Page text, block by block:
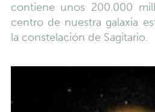
contiene unos 200.000
centro de nuestra galaxia
la constelación de Sagitario.